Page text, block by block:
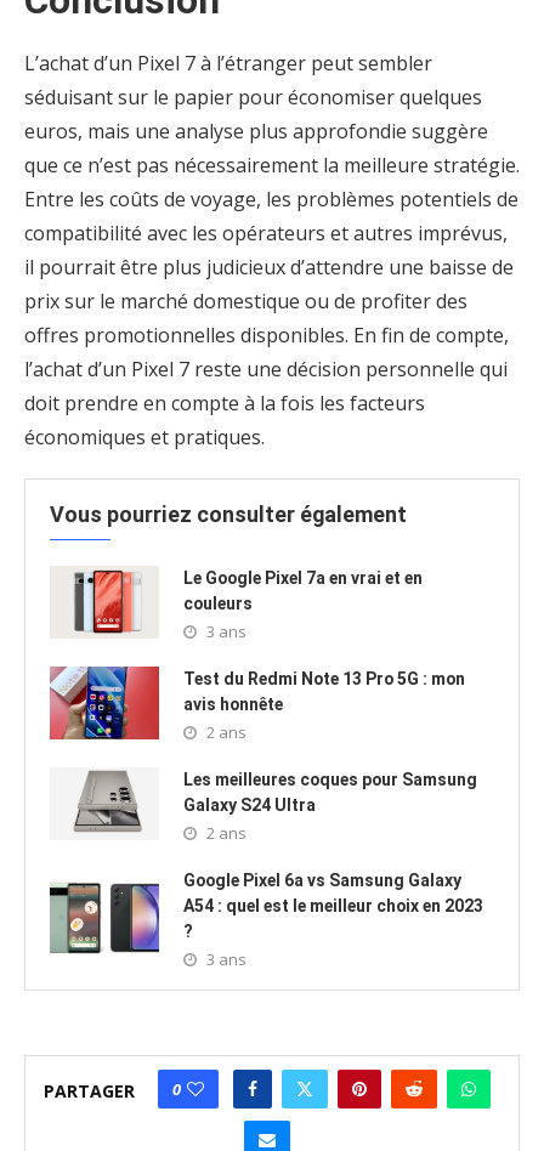
L’achat d’un Pixel 7 à l’étranger peut sembler
séduisant sur le papier pour économiser quelques
euros, mais une analyse plus approfondie suggère
que ce n’est pas nécessairement la meilleure stratégie.
Entre les coûts de voyage, les problèmes potentiels de
compatibilité avec les opérateurs et autres imprévus,
il pourrait être plus judicieux d’attendre une baisse de
prix sur le marché domestique ou de profiter des
offres promotionnelles disponibles. En fin de compte,
l’achat d’un Pixel 7 reste une décision personnelle qui
doit prendre en compte à la fois les facteurs
économiques et pratiques.
Vous pourriez consulter également
Le Google Pixel 7a en vrai et en
couleurs
3 ans
Test du Redmi Note 13 Pro 5G : mon
avis honnête
2 ans
Les meilleures coques pour Samsung
Galaxy S24 Ultra
2 ans
Google Pixel 6a vs Samsung Galaxy
A54 : quel est le meilleur choix en 2023
?
3 ans
PARTAGER 0